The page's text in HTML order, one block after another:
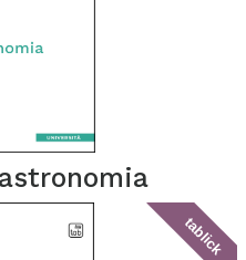
tablick